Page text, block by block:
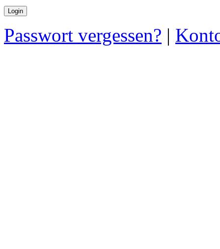
Passwort vergessen? |